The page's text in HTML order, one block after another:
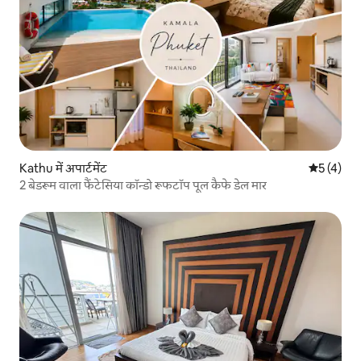
Kathu में अपार्टमेंट औसत रेटिंग
5 (4)
2 बेडरूम वाला फैंटेसिया कॉन्डो रूफटॉप पूल कैफे डेल मार